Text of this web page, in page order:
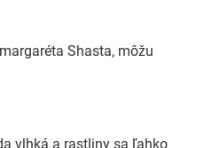
Shasta, môžu
vlhká a rastliny sa ľahko